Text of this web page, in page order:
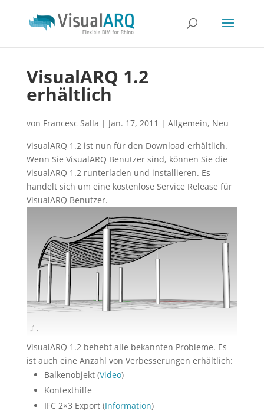
VisualARQ 1.2
erhältlich
von Francesc Salla | Jan. 17, 2011 | Allgemein, Neu
VisualARQ 1.2 ist nun für den Download erhältlich.
Wenn Sie VisualARQ Benutzer sind, können Sie die
VisualARQ 1.2 runterladen und installieren. Es
handelt sich um eine kostenlose Service Release für
VisualARQ Benutzer.
VisualARQ 1.2 behebt alle bekannten Probleme. Es
ist auch eine Anzahl von Verbesserungen erhältlich:
Balkenobjekt (Video)
Kontexthilfe
IFC 2×3 Export (Information)